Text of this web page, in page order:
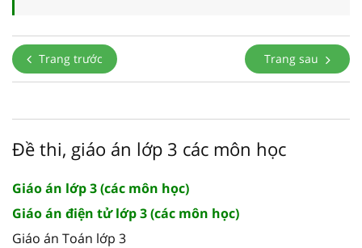
Trang trước Trang sau
Đề thi, giáo án lớp 3 các môn học
Giáo án lớp 3 (các môn học)
Giáo án điện tử lớp 3 (các môn học)
Giáo án Toán lớp 3